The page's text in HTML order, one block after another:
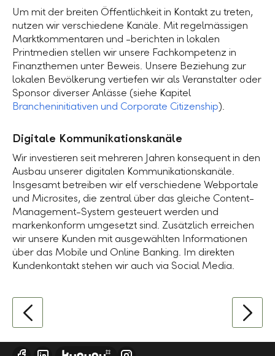
Um mit der breiten Öffentlichkeit in Kontakt zu treten,
nutzen wir verschiedene Kanäle. Mit regelmässigen
Marktkommentaren und -berichten in lokalen
Printmedien stellen wir unsere Fachkompetenz in
Finanzthemen unter Beweis. Unsere Beziehung zur
lokalen Bevölkerung vertiefen wir als Veranstalter oder
Sponsor diverser Anlässe (siehe Kapitel
Brancheninitiativen und Corporate Citizenship).
Digitale Kommunikationskanäle
Wir investieren seit mehreren Jahren konsequent in den
Ausbau unserer digitalen Kommunikationskanäle.
Insgesamt betreiben wir elf verschiedene Webportale
und Microsites, die zentral über das gleiche Content-
Management-System gesteuert werden und
markenkonform umgesetzt sind. Zusätzlich erreichen
wir unsere Kunden mit ausgewählten Informationen
über das Mobile und Online Banking. Im direkten
Kundenkontakt stehen wir auch via Social Media.